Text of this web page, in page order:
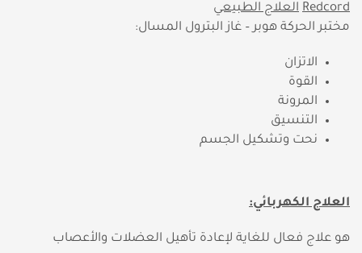
Redcord العلاج الطبيعي
مختبر الحركة هوبر – غاز البترول المسال:
الاتزان
القوة
المرونة
التنسيق
نحت وتشكيل الجسم
العلاج الكهربائي:
هو علاج فعال للغاية لإعادة تأهيل العضلات والأعصاب